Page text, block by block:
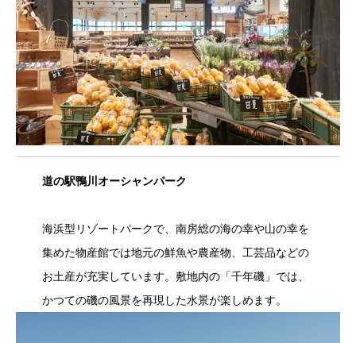
道の駅鴨川オーシャンパーク
海浜型リゾートパークで、南房総の海の幸や山の幸を
集めた物産館では地元の鮮魚や農産物、工芸品などの
お土産が充実しています。敷地内の「千年磯」では、
かつての磯の風景を再現した水景が楽しめます。